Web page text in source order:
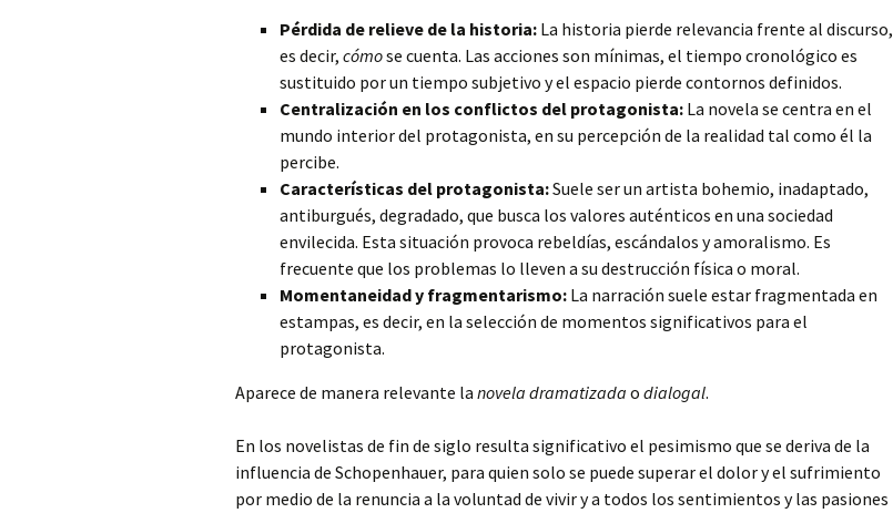
Pérdida de relieve de la historia: La historia pierde relevancia frente al discurso,
es decir, cómose cuenta. Las acciones son mínimas, el tiempo cronológico es
sustituido por un tiempo subjetivo y el espacio pierde contornos definidos.
Centralización en los conflictos del protagonista: La novela se centra en el
mundo interior del protagonista, en su percepción de la realidad tal como él la
percibe.
Características del protagonista:Suele ser un artista bohemio, inadaptado,
antiburgués, degradado, que busca los valores auténticos en una sociedad
envilecida. Esta situación provoca rebeldías, escándalos y amoralismo. Es
frecuente que los problemas lo lleven a su destrucción física o moral.
Momentaneidad y fragmentarismo: La narración suele estar fragmentada en
estampas, es decir, en la selección de momentos significativos para el
protagonista.
Aparece de manera relevante la novela dramatizada o dialogal.
En los novelistas de fin de siglo resulta significativo el pesimismo que se deriva de la
influencia de Schopenhauer, para quien solo se puede superar el dolor y el sufrimiento
por medio de la renuncia a la voluntad de vivir y a todos los sentimientos y las pasiones